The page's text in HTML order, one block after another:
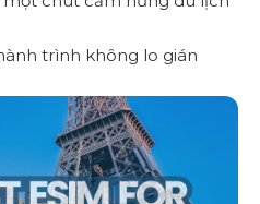
trình không lo gián